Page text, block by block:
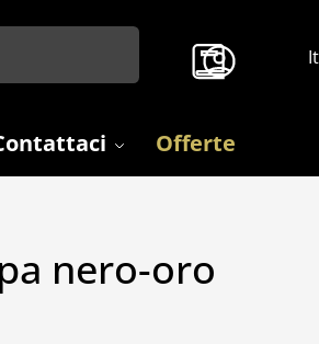
Offerte
nero-oro